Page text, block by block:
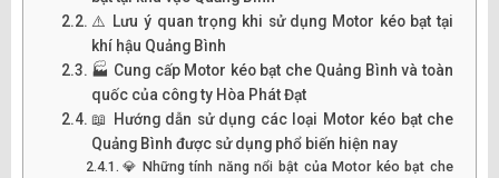
⚠️ Lưu ý quan trọng khi sử dụng Motor kéo bạt tại
khí hậu Quảng Bình
🏭 Cung cấp Motor kéo bạt che Quảng Bình và toàn
quốc của công ty Hòa Phát Đạt
📖 Hướng dẫn sử dụng các loại Motor kéo bạt che
Quảng Bình được sử dụng phổ biến hiện nay
💎 Những tính năng nổi bật của Motor kéo bạt che